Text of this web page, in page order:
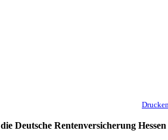
Drucken
Deutsche Rentenversicherung